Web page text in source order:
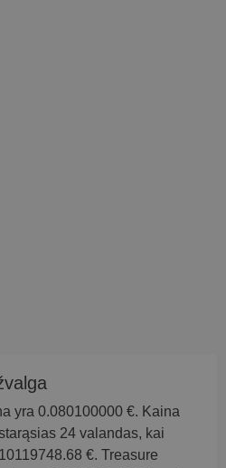
yra 0.080100000 €. Kaina
24 valandas, kai
€. Treasure